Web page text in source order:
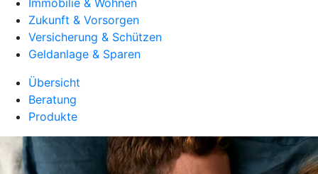
Immobilie & Wohnen
Zukunft & Vorsorgen
Versicherung & Schützen
Geldanlage & Sparen
Übersicht
Beratung
Produkte